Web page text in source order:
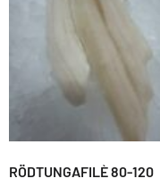
RÖDTUNGAFILÈ 80-120